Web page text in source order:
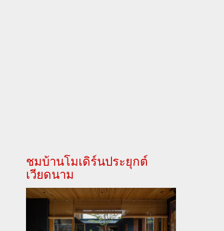
ชมบ้านโมเดิร์นประยุกต์
เวียดนาม